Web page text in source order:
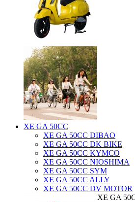
XE GA 50CC
XE GA 50CC DIBAO
XE GA 50CC DK BIKE
XE GA 50CC KYMCO
XE GA 50CC NIOSHIMA
XE GA 50CC SYM
XE GA 50CC ALLY
XE GA 50CC DV MOTOR
XE GA